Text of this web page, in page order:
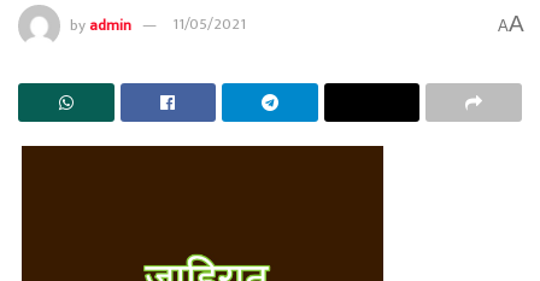
byadmin 11/05/2021 AA